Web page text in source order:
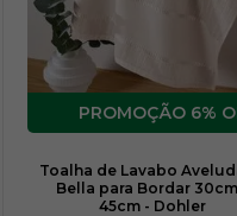
6%
Toalha de Lavabo
Bella para Bordar
45cm - Dohler